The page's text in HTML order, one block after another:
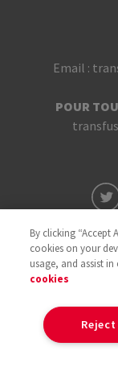
Email :
POUR
By clicking “Accept
cookies on your
usage, and assist
cookies